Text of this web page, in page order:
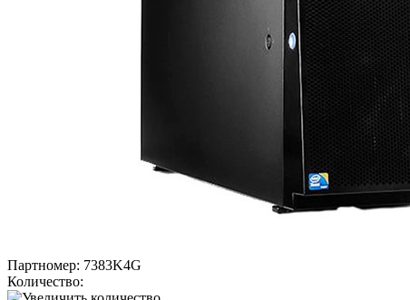
Партномер: 7383K4G
Количество: